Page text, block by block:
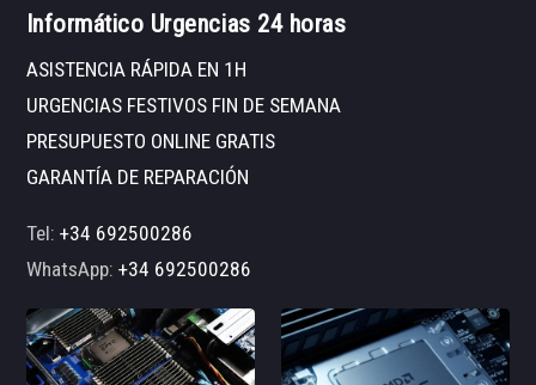
Informático Urgencias 24 horas
ASISTENCIA RÁPIDA EN 1H
URGENCIAS FESTIVOS FIN DE SEMANA
PRESUPUESTO ONLINE GRATIS
GARANTÍA DE REPARACIÓN
Tel:+34 692500286
WhatsApp:+34 692500286